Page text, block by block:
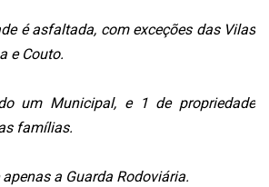
é asfaltada, com exceções das Vilas
e Couto.
um Municipal, e 1 de propriedade
famílias.
a Guarda Rodoviária.